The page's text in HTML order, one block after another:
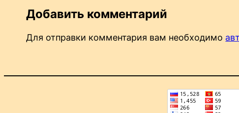
Добавить комментарий
Для отправки комментария вам необходимо